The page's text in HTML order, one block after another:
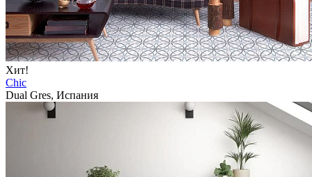
Хит!
Chic
Dual Gres, Испания